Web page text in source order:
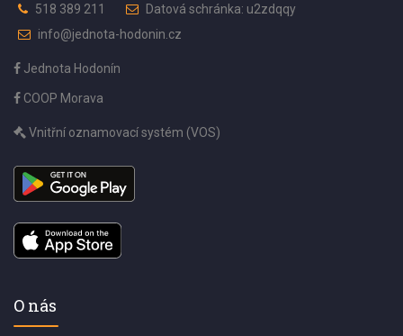
518 389 211
Datová schránka: u2zdqqy
info@jednota-hodonin.cz
Jednota Hodonín
COOP Morava
Vnitřní oznamovací systém (VOS)
O nás